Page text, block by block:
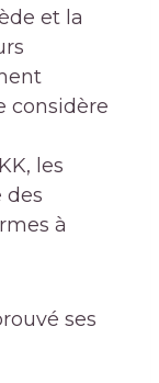
et la
considère
les
des
à
ses